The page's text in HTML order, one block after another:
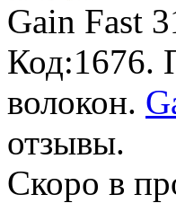
Gain Fast
Код:1676.
волокон.
отзывы.
Скоро в